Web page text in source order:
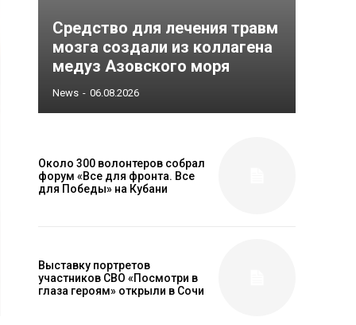
Средство для лечения травм
мозга создали из коллагена
медуз Азовского моря
News - 06.08.2026
Около 300 волонтеров собрал
форум «Все для фронта. Все
для Победы» на Кубани
Выставку портретов
участников СВО «Посмотри в
глаза героям» открыли в Сочи